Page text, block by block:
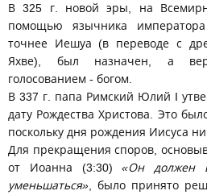
В 325 г. новой эры, на
помощью язычника
точнее Иешуа (в переводе с
Яхве), был назначен, а
голосованием - богом.
В 337 г. папа Римский Юлий I
дату Рождества Христова. Это
поскольку дня рождения Иисуса
Для прекращения споров,
от Иоанна (3:30)«Он должен
уменьшаться» , было принято